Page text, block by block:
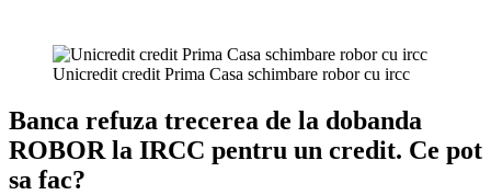
Unicredit credit Prima Casa schimbare robor cu ircc
Banca refuza trecerea de la dobanda
ROBOR la IRCC pentru un credit. Ce pot
sa fac?